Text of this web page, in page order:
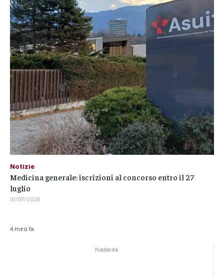
Pubblicità
4 mesi fa
Notizie
Medicina generale: iscrizioni al concorso entro il 27
luglio
01/07/2026